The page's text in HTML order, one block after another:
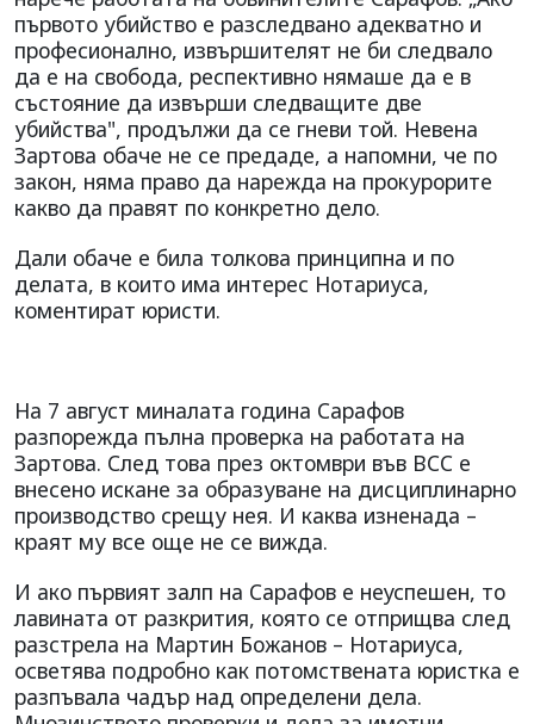
първото убийство е разследвано адекватно и
професионално, извършителят не би следвало
да е на свобода, респективно нямаше да е в
състояние да извърши следващите две
убийства", продължи да се гневи той. Невена
Зартова обаче не се предаде, а напомни, че по
закон, няма право да нарежда на прокурорите
какво да правят по конкретно дело.
Дали обаче е била толкова принципна и по
делата, в които има интерес Нотариуса,
коментират юристи.
На 7 август миналата година Сарафов
разпорежда пълна проверка на работата на
Зартова. След това през октомври във ВСС е
внесено искане за образуване на дисциплинарно
производство срещу нея. И каква изненада –
краят му все още не се вижда.
И ако първият залп на Сарафов е неуспешен, то
лавината от разкрития, която се отприщва след
разстрела на Мартин Божанов – Нотариуса,
осветява подробно как потомствената юристка е
разпъвала чадър над определени дела.